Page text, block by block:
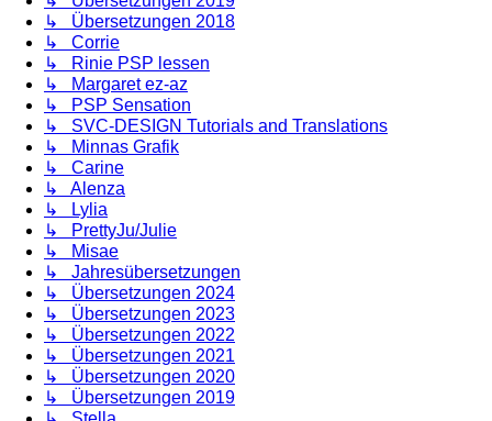
↳ Übersetzungen 2018
↳ Corrie
↳ Rinie PSP lessen
↳ Margaret ez-az
↳ PSP Sensation
↳ SVC-DESIGN Tutorials and Translations
↳ Minnas Grafik
↳ Carine
↳ Alenza
↳ Lylia
↳ PrettyJu/Julie
↳ Misae
↳ Jahresübersetzungen
↳ Übersetzungen 2024
↳ Übersetzungen 2023
↳ Übersetzungen 2022
↳ Übersetzungen 2021
↳ Übersetzungen 2020
↳ Übersetzungen 2019